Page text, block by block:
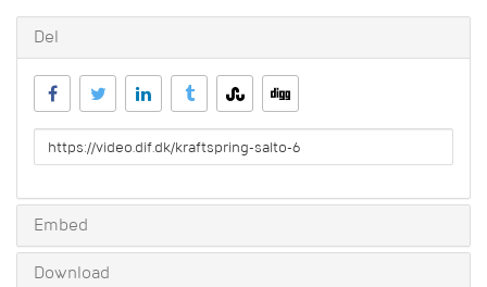
Del
URL
to
Embed
Download